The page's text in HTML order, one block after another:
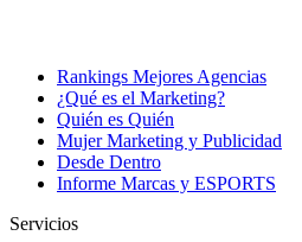
Rankings Mejores Agencias
¿Qué es el Marketing?
Quién es Quién
Mujer Marketing y Publicidad
Desde Dentro
Informe Marcas y ESPORTS
Servicios